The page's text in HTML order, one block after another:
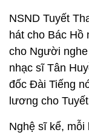
NSND Tuyết
hát cho Bác Hồ
cho Người
nhạc sĩ Tân
đốc Đài Tiếng
lương cho
Nghệ sĩ kể,